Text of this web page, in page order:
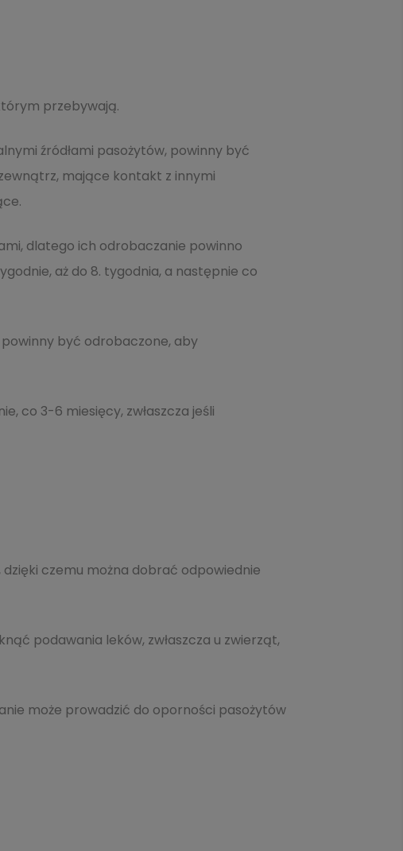
przebywają.
źródłami pasożytów, powinny być
mające kontakt z innymi
dlatego ich odrobaczanie powinno
aż do 8. tygodnia, a następnie co
powinny być odrobaczone, aby
co 3-6 miesięcy, zwłaszcza jeśli
czemu można dobrać odpowiednie
podawania leków, zwłaszcza u zwierząt,
może prowadzić do oporności pasożytów